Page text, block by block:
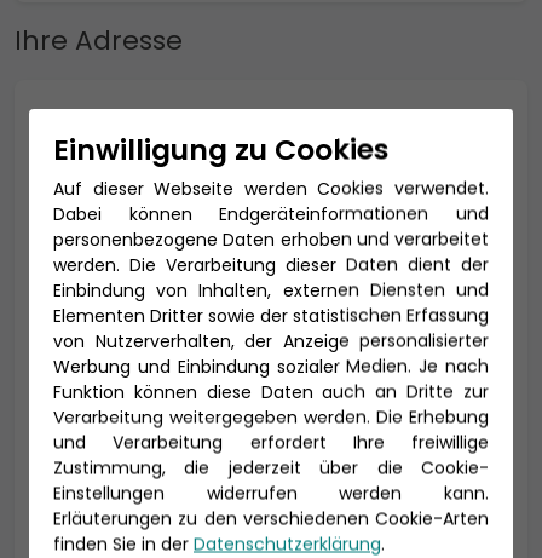
Ihre Adresse
Titel
Vorname * Nachname *
E-Mail *
Einwilligung zu Cookies
Auf dieser Webseite werden Cookies verwendet.
Dabei können Endgeräteinformationen und
personenbezogene Daten erhoben und verarbeitet
werden. Die Verarbeitung dieser Daten dient der
Einbindung von Inhalten, externen Diensten und
Elementen Dritter sowie der statistischen Erfassung
von Nutzerverhalten, der Anzeige personalisierter
Werbung und Einbindung sozialer Medien. Je nach
Funktion können diese Daten auch an Dritte zur
Verarbeitung weitergegeben werden. Die Erhebung
und Verarbeitung erfordert Ihre freiwillige
Zustimmung, die jederzeit über die Cookie-
Einstellungen widerrufen werden kann.
Erläuterungen zu den verschiedenen Cookie-Arten
finden Sie in der Datenschutzerklärung.